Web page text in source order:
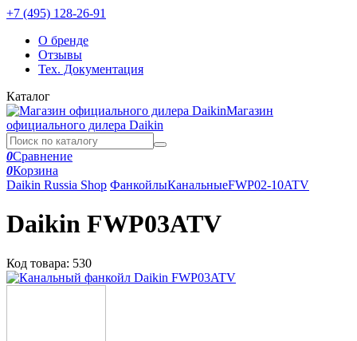
+7 (495) 128-26-91
О бренде
Отзывы
Тех. Документация
Каталог
Магазин
официального дилера Daikin
0Сравнение
0Корзина
Daikin Russia Shop ФанкойлыКанальныеFWP02-10ATV
Daikin FWP03ATV
Код товара: 530